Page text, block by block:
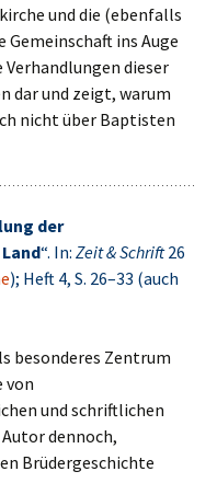
und die (ebenfalls
ins Auge
dieser
dar und zeigt, warum
nicht über Baptisten
der
“. In: Zeit & Schrift26
); Heft 4, S. 26–33 (auch
besonderes Zentrum
von
und schriftlichen
dennoch,
Brüdergeschichte